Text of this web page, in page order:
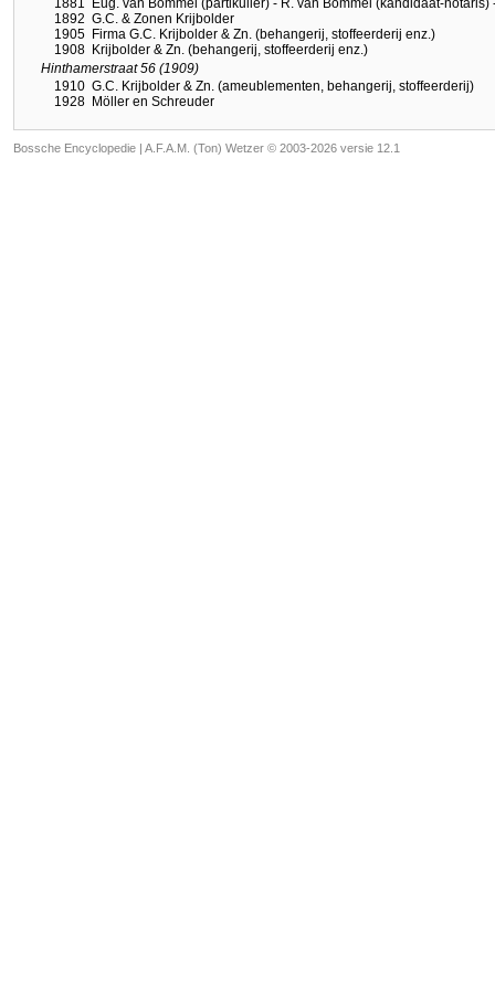
1881
Eug. van Bommel (partikulier) - R. van Bommel (kandidaat-
1892 G.C. & Zonen Krijbolder
1905 Firma G.C. Krijbolder & Zn. (behangerij, stoffeerderij enz.)
1908 Krijbolder & Zn. (behangerij, stoffeerderij enz.)
Hinthamerstraat 56 (1909)
1910 G.C. Krijbolder & Zn. (ameublementen, behangerij, stoffeerderij)
1928 Möller en Schreuder
Bossche Encyclopedie | A.F.A.M. (Ton) Wetzer © 2003-2026 versie 12.1